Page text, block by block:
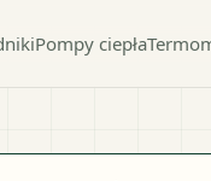
Pompy ciepła